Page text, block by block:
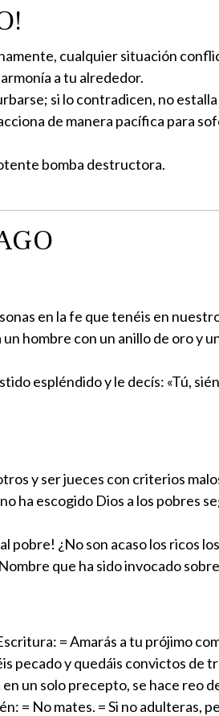
cualquier situación
a tu alrededor.
si lo contradicen, no
de manera pacífica para
bomba destructora.
en la fe que tenéis en
hombre con un anillo de oro
espléndido y le decís: «Tú,
y ser jueces con criterios
ha escogido Dios a los pobres
pobre! ¿No son acaso los ricos
que ha sido invocado
= Amarás a tu prójimo
pecado y quedáis convictos de
un solo precepto, se hace reo
= No mates. = Si no adulteras,